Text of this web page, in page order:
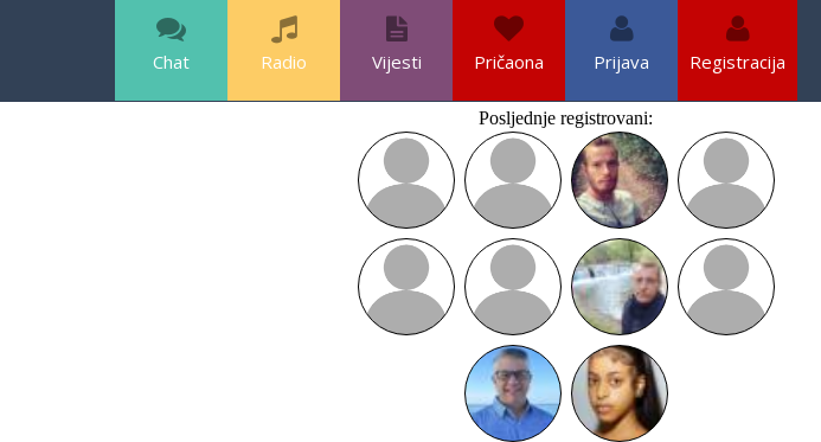
Chat Radio Vijesti Pričaona Prijava Registracija
Posljednje registrovani: